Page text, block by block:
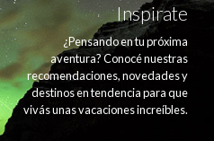
Inspirate
¿Pensando en tu próxima
aventura? Conocé nuestras
recomendaciones, novedades y
destinos en tendencia para que
vivás unas vacaciones increíbles.